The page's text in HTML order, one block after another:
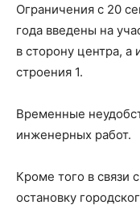
Ограничения с 20
года введены на
в сторону центра,
строения 1.
Временные
инженерных работ.
Кроме того в связи
остановку